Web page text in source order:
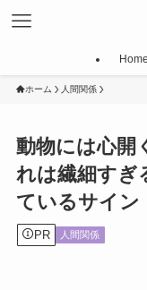
ホーム 人間関係
動物には心開
れは繊細すぎ
ているサイン
PR 人間関係